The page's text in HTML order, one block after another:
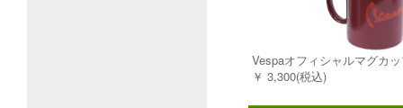
Vespaオフィシャルマグカ
￥ 3,300(税込)